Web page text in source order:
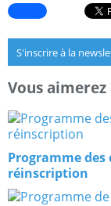
S'inscrire à la
Vous aimerez
Programme des
réinscription